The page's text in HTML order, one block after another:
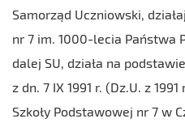
Samorząd Uczniowski,
nr 7 im. 1000-lecia Państwa
dalej SU, działa na
z dn. 7 IX 1991 r. (Dz.U. z
Szkoły Podstawowej nr 7 w